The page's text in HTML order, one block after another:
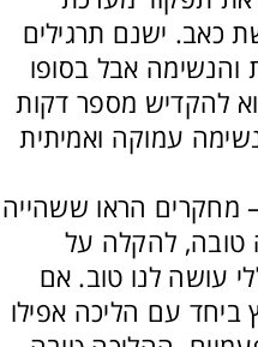
כאב. ישנם תרגילים
והנשימה אבל בסופו
להקדיש מספר דקות
עמוקה ואמיתית
מחקרים הראו ששהייה
טובה, להקלה על
עושה לנו טוב. אם
עם הליכה אפילו